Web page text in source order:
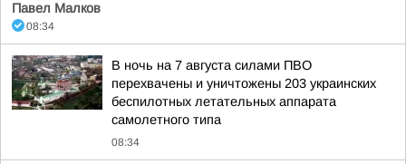
Павел Малков
08:34
В ночь на 7 августа силами ПВО
перехвачены и уничтожены 203 украинских
беспилотных летательных аппарата
самолетного типа
08:34